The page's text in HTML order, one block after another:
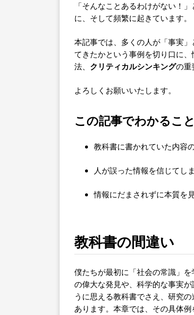
「そんなことあるわけがない！
に、そして頻繁に起きています。
本記事では、多くの人が「事実
てきたかという事例を切り口に
法、 クリティカルシンキングの重
よろしくお願いいたします。
この記事でわかること
教科書に書かれていた内容
人が誤った情報を信じてし
情報にだまされずに本質を
教科書の間違い
僕たちが最初に「社会の常識」
の偉大な発見や、科学的な事実
うに思える教科書でさえ、研究
あります。本章では、その具体例